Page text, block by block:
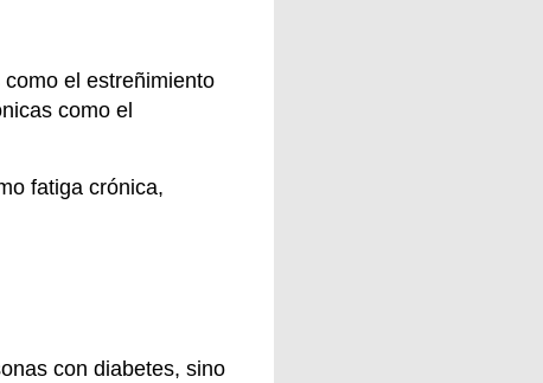
el estreñimiento
como el
fatiga crónica,
con diabetes, sino